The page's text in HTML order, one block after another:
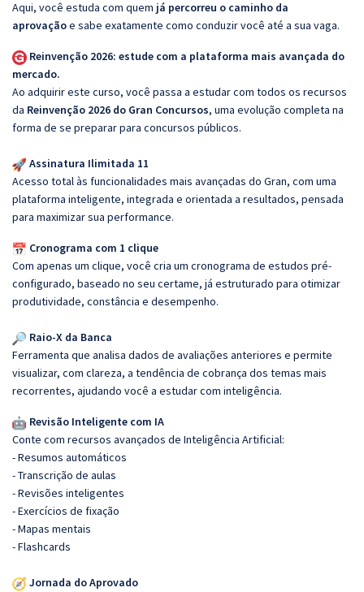
Aqui, você estuda com quem já percorreu o caminho da
aprovaçãoe sabe exatamente como conduzir você até a sua vaga.
Reinvenção 2026: estude com a plataforma mais avançada do
mercado.
Ao adquirir este curso, você passa a estudar com todos os recursos
da Reinvenção 2026 do Gran Concursos, uma evolução completa na
forma de se preparar para concursos públicos.
Assinatura Ilimitada 11
Acesso total às funcionalidades mais avançadas do Gran, com uma
plataforma inteligente, integrada e orientada a resultados, pensada
para maximizar sua performance.
Cronograma com 1 clique
Com apenas um clique, você cria um cronograma de estudos pré-
configurado, baseado no seu certame, já estruturado para otimizar
produtividade, constância e desempenho.
Raio-X da Banca
Ferramenta que analisa dados de avaliações anteriores e permite
visualizar, com clareza, a tendência de cobrança dos temas mais
recorrentes, ajudando você a estudar com inteligência.
Revisão Inteligente com IA
Conte com recursos avançados de Inteligência Artificial:
- Resumos automáticos
- Transcrição de aulas
- Revisões inteligentes
- Exercícios de fixação
- Mapas mentais
- Flashcards
Jornada do Aprovado